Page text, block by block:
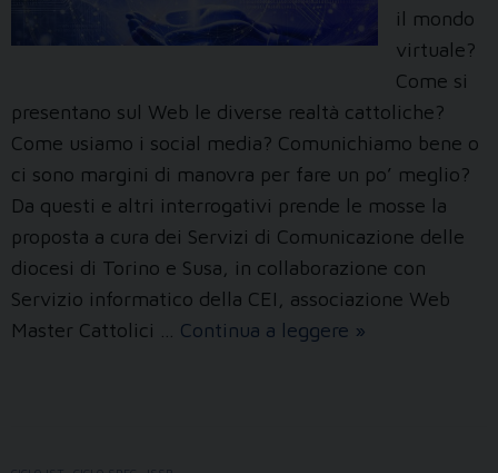
il mondo
virtuale?
Come si
presentano sul Web le diverse realtà cattoliche?
Come usiamo i social media? Comunichiamo bene o
ci sono margini di manovra per fare un po’ meglio?
Da questi e altri interrogativi prende le mosse la
proposta a cura dei Servizi di Comunicazione delle
diocesi di Torino e Susa, in collaborazione con
Servizio informatico della CEI, associazione Web
Master Cattolici … Continua a leggere Il
»